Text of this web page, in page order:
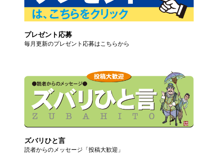
プレゼント応募
毎月更新のプレゼント応募はこちらから
ズバリひと言
読者からのメッセージ「投稿大歓迎」